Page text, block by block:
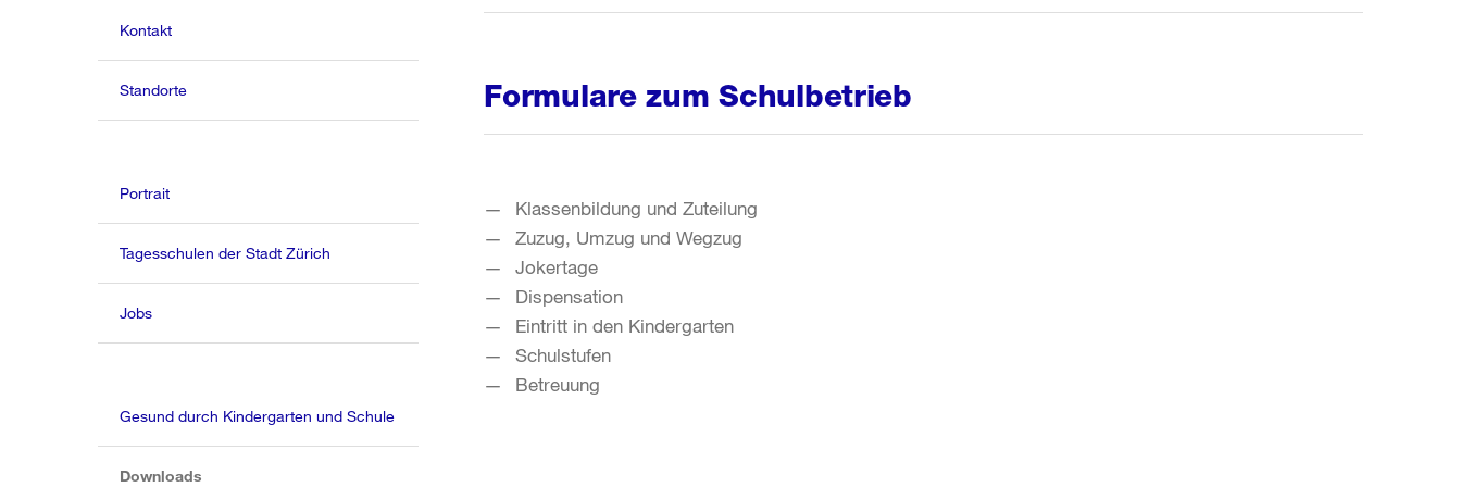
Formulare zum Schulbetrieb
Klassenbildung und Zuteilung
Zuzug, Umzug und Wegzug
Jokertage
Dispensation
Eintritt in den Kindergarten
Schulstufen
Betreuung
Kontakt
Standorte
Portrait
Tagesschulen der Stadt Zürich
Jobs
Gesund durch Kindergarten und Schule
Downloads